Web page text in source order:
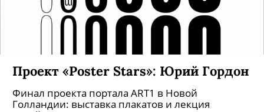
Проект «Poster Stars»: Юрий Гордон
Финал проекта портала ART1 в Новой
Голландии: выставка плакатов и лекция